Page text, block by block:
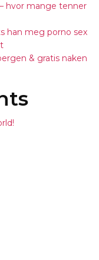
hvor mange tenner
han meg porno sex
& gratis naken